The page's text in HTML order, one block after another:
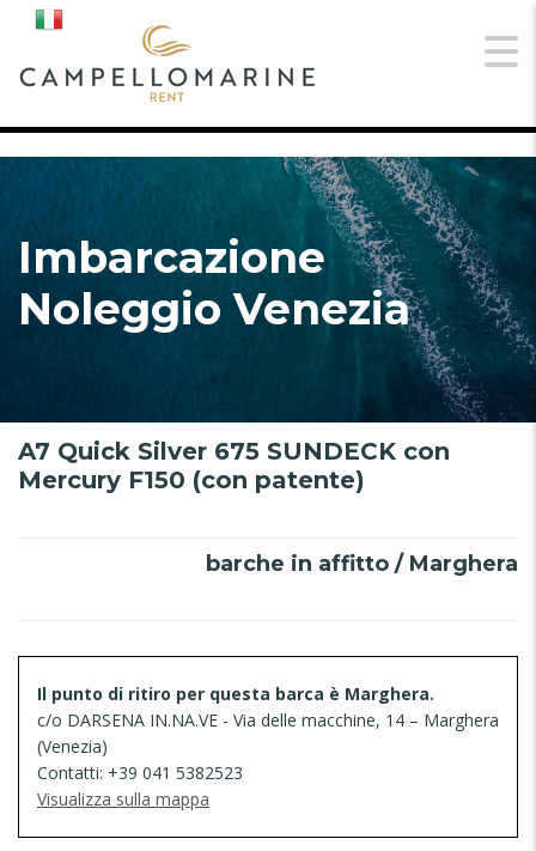
Imbarcazione
Noleggio Venezia
A7 Quick Silver 675 SUNDECK con
Mercury F150 (con patente)
barche in affitto / Marghera
Il punto di ritiro per questa barca è Marghera.
c/o DARSENA IN.NA.VE - Via delle macchine, 14 – Marghera
(Venezia)
Contatti: +39 041 5382523
Visualizza sulla mappa